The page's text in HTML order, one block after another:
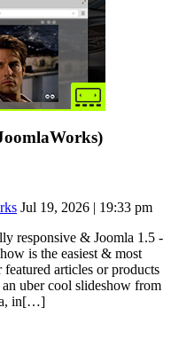
Jul 19, 2026 | 19:33 pm
responsive & Joomla 1.5 -
is the easiest & most
articles or products
uber cool slideshow from
in[…]